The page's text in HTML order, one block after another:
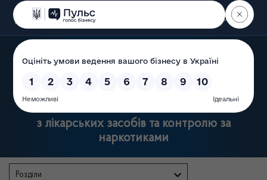
Пошук
Державна служба України
з лікарських засобів та контролю за
наркотиками
Розділи